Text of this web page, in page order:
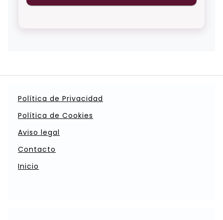
Política de Privacidad
Política de Cookies
Aviso legal
Contacto
Inicio